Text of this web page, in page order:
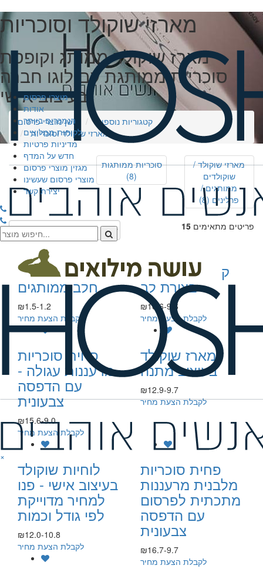
מוצרי פרסום
אודות
הנמכרים ביותר
לקוחות ממליצים
מדיניות פרטיות
חדש על המדף
מגזין מוצרי פרסום
מוצרי פרסום שעשינו
יצירת קשר
×
מארזי שוקולד וסוכריות
מארז שוקולד ממותג וקופסת
סוכריות ממותגת עם לוגו חברה
בעיצוב אישי
חושן מוצרי פרסום
קטגוריות נוספות
מארזי שוקולד וסוכריות
מארזי שוקולד /
שוקולדים
ממותגים /
פרלינים (8)
סוכריות ממותגות
(8)
15 פריטים מתאימים
קופסת סוכריות
בצורת לב
₪16.6-9.6
לקבלת הצעת מחיר
מטבעות שוקולד
חלב ממותגים
₪1.5-1.2
לקבלת הצעת מחיר
מארז שוקולד
בעיצוב מתנה
₪12.9-9.7
לקבלת הצעת מחיר
פחית סוכריות
מרעננות עגולה -
עם הדפסה
צבעונית
₪15.6-9.0
לקבלת הצעת מחיר
פחית סוכריות
מלבנית מרעננות
מתכתית לפרסום
עם הדפסה
צבעונית
₪16.7-9.7
לקבלת הצעת מחיר
לוחיות שוקולד
בעיצוב אישי - פנו
למחיר מדוייקת
לפי גודל וכמות
₪12.0-10.8
לקבלת הצעת מחיר